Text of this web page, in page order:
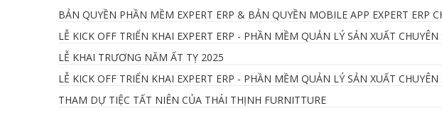
BẢN QUYỀN PHẦN MỀM EXPERT ERP & BẢN QUYỀN MOBILE APP EXPERT ERP
LỄ KICK OFF TRIỂN KHAI EXPERT ERP - PHẦN MỀM QUẢN LÝ SẢN XUẤT
LỄ KHAI TRƯƠNG NĂM ẤT TỴ 2025
LỄ KICK OFF TRIỂN KHAI EXPERT ERP - PHẦN MỀM QUẢN LÝ SẢN XUẤT
THAM DỰ TIỆC TẤT NIÊN CỦA THÁI THỊNH FURNITTURE